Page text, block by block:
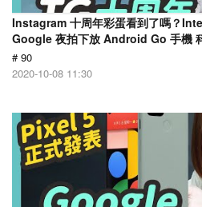
Instagram 十周年彩蛋看到了嗎？
Google 夜拍下放 Android Go 手機
# 90
2020-10-08 11:30